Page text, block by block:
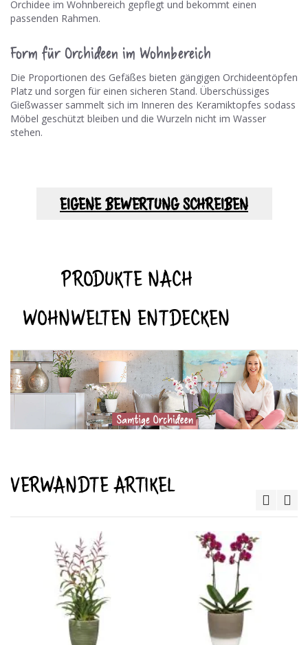
Orchidee im Wohnbereich gepflegt und bekommt einen
passenden Rahmen.
Form für Orchideen im Wohnbereich
Die Proportionen des Gefäßes bieten gängigen Orchideentöpfen
Platz und sorgen für einen sicheren Stand. Überschüssiges
Gießwasser sammelt sich im Inneren des Keramiktopfes sodass
Möbel geschützt bleiben und die Wurzeln nicht im Wasser
stehen.
EIGENE BEWERTUNG SCHREIBEN
PRODUKTE NACH
WOHNWELTEN ENTDECKEN
VERWANDTE ARTIKEL